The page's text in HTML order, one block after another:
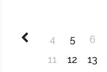
4
5 6
11
12 13